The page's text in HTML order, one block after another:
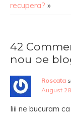
recupera? »
42
nou pe
Roscata
August
Iiii ne bucuram